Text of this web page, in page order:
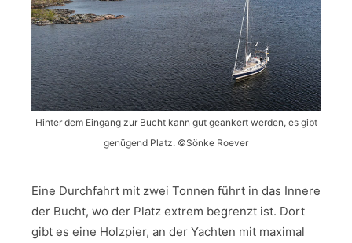
Hinter dem Eingang zur Bucht kann gut geankert werden, es gibt
genügend Platz. ©Sönke Roever
Eine Durchfahrt mit zwei Tonnen führt in das Innere
der Bucht, wo der Platz extrem begrenzt ist. Dort
gibt es eine Holzpier, an der Yachten mit maximal